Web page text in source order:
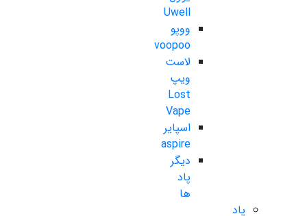
Uwell
ووپو
voopoo
لاست
ویپ
Lost
Vape
اسپایر
aspire
دیگر
پاد
ها
پاد